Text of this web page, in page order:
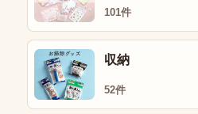
101件
収納
52件